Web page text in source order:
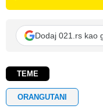
Dodaj 021.rs kao
TEME
ORANGUTANI